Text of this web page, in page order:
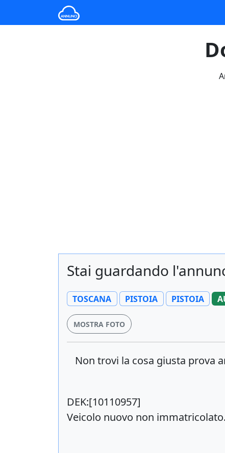
Stai guardando
TOSCANA PISTOIA PISTOIA
MOSTRA FOTO
Non trovi la cosa giusta prova
DEK:[10110957]
Veicolo nuovo non immatricolato.